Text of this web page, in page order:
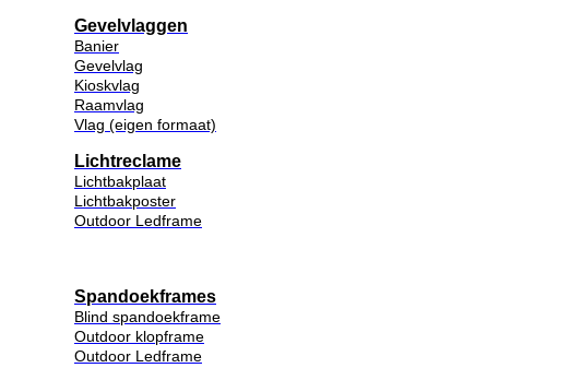
Gevelvlaggen
Banier
Gevelvlag
Kioskvlag
Raamvlag
Vlag (eigen formaat)
Lichtreclame
Lichtbakplaat
Lichtbakposter
Outdoor Ledframe
Spandoekframes
Blind spandoekframe
Outdoor klopframe
Outdoor Ledframe